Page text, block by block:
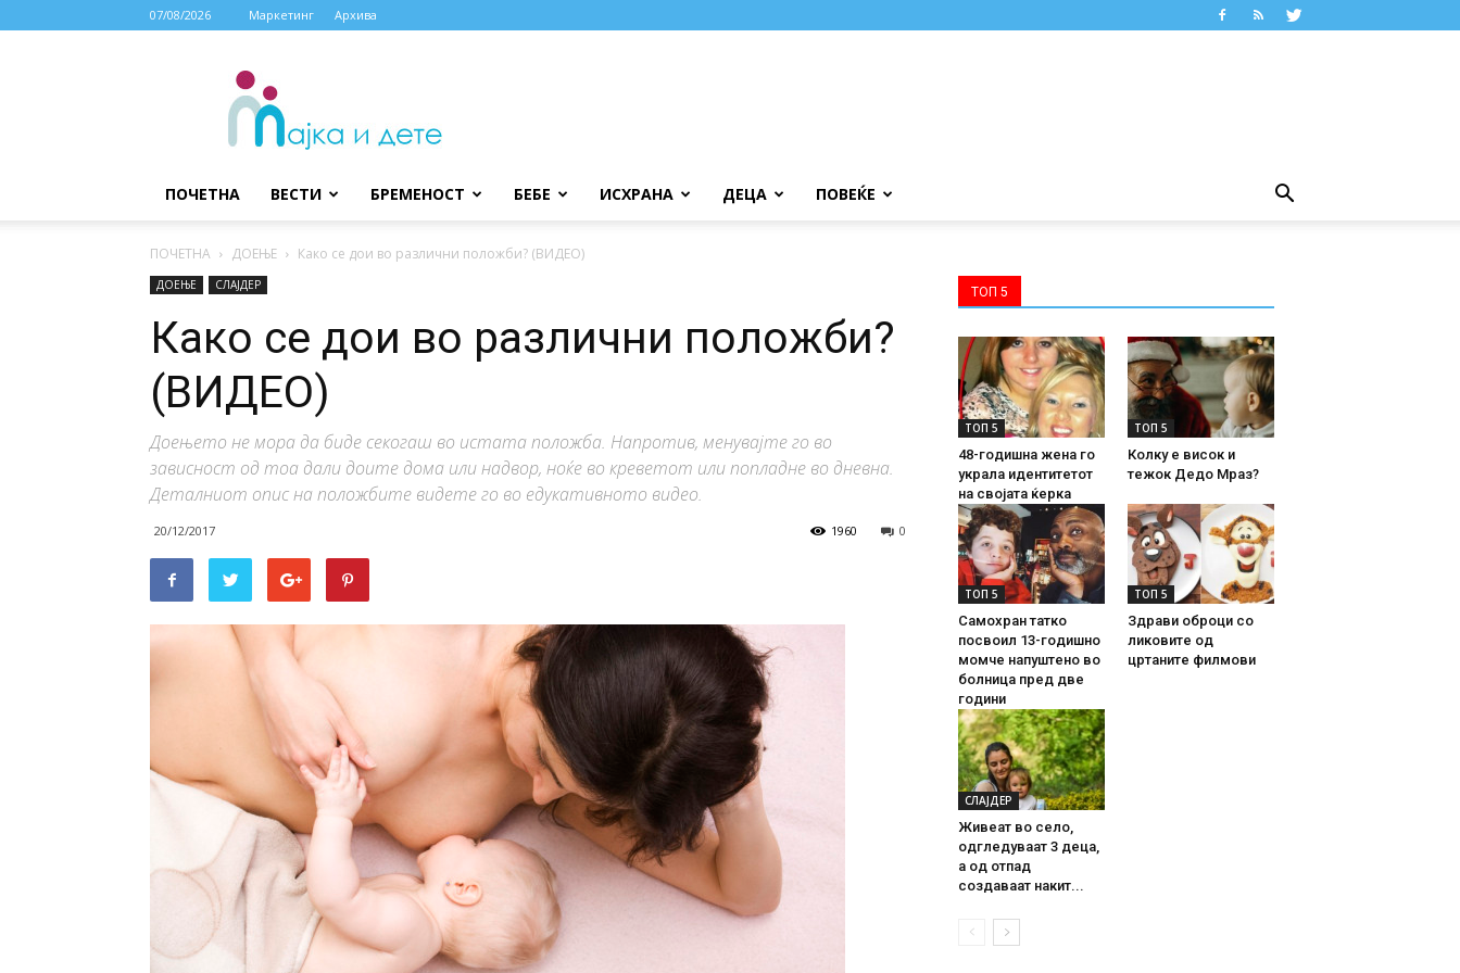
07/08/2026 Маркетинг Архива
МАЈКА
ДЕТЕ
ПОЧЕТНА ВЕСТИ БРЕМЕНОСТ БЕБЕ ИСХРАНА ДЕЦА ПОВЕЌЕ
ПОЧЕТНА ДОЕЊЕ Како се дои во различни положби? (ВИДЕО)
ДОЕЊЕ СЛАЈДЕР
Како се дои во различни положби?
(ВИДЕО)
Доењето не мора да биде секогаш во истата положба. Напротив, менувајте го во
зависност од тоа дали доите дома или надвор, ноќе во креветот или попладне во дневна.
Деталниот опис на положбите видете го во едукативното видео.
20/12/2017 0
1960
ТОП 5
ТОП 5
48-годишна жена го
украла идентитетот
на својата ќерка
ТОП 5
Колку е висок и
тежок Дедо Мраз?
ТОП 5
Самохран татко
посвоил 13-годишно
момче напуштено во
болница пред две
години
ТОП 5
Здрави оброци со
ликовите од
цртаните филмови
СЛАЈДЕР
Живеат во село,
одгледуваат 3 деца,
а од отпад
создаваат накит...